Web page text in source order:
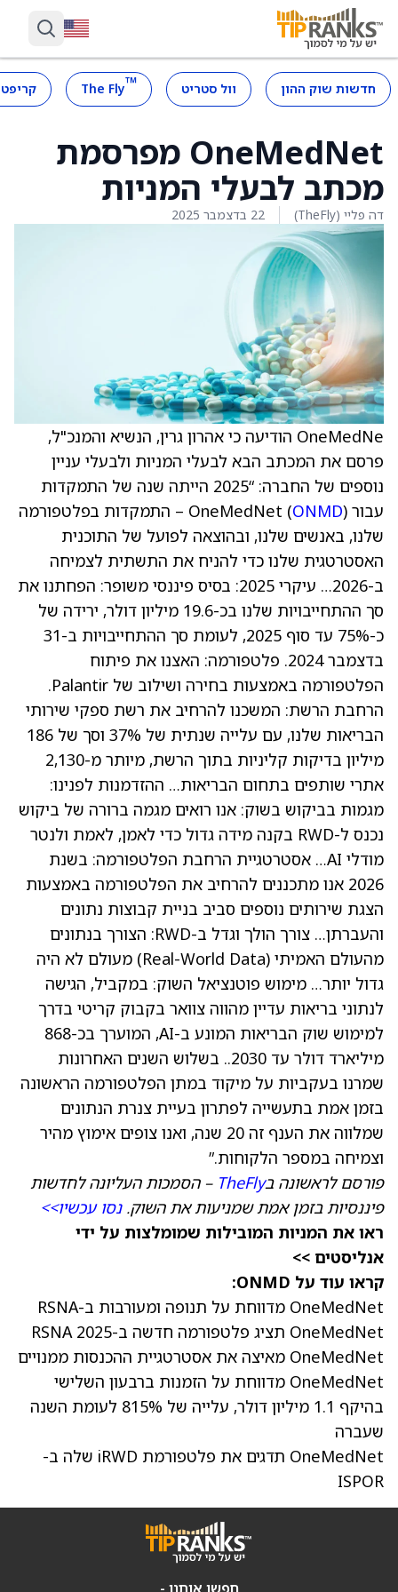
חדשות שוק ההון וול סטריט ™
The Fly
OneMedNet מפרסמת
מכתב לבעלי המניות
דה פליי (TheFly) 22 בדצמבר 2025
OneMedNe הודיעה כי אהרון גרין, הנשיא והמנכ"ל,
פרסם את המכתב הבא לבעלי המניות ולבעלי עניין
נוספים של החברה: “2025 הייתה שנה של התמקדות
עבור OneMedNet ( ONMD
) – התמקדות בפלטפורמה
שלנו, באנשים שלנו, ובהוצאה לפועל של התוכנית
האסטרטגית שלנו כדי להניח את התשתית לצמיחה
ב-2026… עיקרי 2025: בסיס פיננסי משופר: הפחתנו את
סך ההתחייבויות שלנו בכ-19.6 מיליון דולר, ירידה של
כ-75% עד סוף 2025, לעומת סך ההתחייבויות ב-31
בדצמבר 2024. פלטפורמה: האצנו את פיתוח
הפלטפורמה באמצעות בחירה ושילוב של Palantir.
הרחבת הרשת: המשכנו להרחיב את רשת ספקי שירותי
הבריאות שלנו, עם עלייה שנתית של 37% וסך של 186
מיליון בדיקות קליניות בתוך הרשת, מיותר מ-2,130
אתרי שותפים בתחום הבריאות… ההזדמנות לפנינו:
מגמות בביקוש בשוק: אנו רואים מגמה ברורה של ביקוש
נכנס ל-RWD בקנה מידה גדול כדי לאמן, לאמת ולנטר
מודלי AI… אסטרטגיית הרחבת הפלטפורמה: בשנת
2026 אנו מתכננים להרחיב את הפלטפורמה באמצעות
הצגת שירותים נוספים סביב בניית קבוצות נתונים
והעברתן… צורך הולך וגדל ב-RWD: הצורך בנתונים
מהעולם האמיתי (Real-World Data) מעולם לא היה
גדול יותר… מימוש פוטנציאל השוק: במקביל, הגישה
לנתוני בריאות עדיין מהווה צוואר בקבוק קריטי בדרך
למימוש שוק הבריאות המונע ב-AI, המוערך בכ-868
מיליארד דולר עד 2030.. בשלוש השנים האחרונות
שמרנו בעקביות על מיקוד במתן הפלטפורמה הראשונה
בזמן אמת בתעשייה לפתרון בעיית צנרת הנתונים
שמלווה את הענף זה 20 שנה, ואנו צופים אימוץ מהיר
וצמיחה במספר הלקוחות.”
פורסם לראשונה בTheFly – הסמכות העליונה לחדשות
פיננסיות בזמן אמת שמניעות את השוק.נסו עכשיו>>
ראו את המניות המובילות שמומלצות על ידי
אנליסטים >>
קראו עוד על ONMD:
OneMedNet מדווחת על תנופה ומעורבות ב-RSNA
OneMedNet תציג פלטפורמה חדשה ב-RSNA 2025
OneMedNet מאיצה את אסטרטגיית ההכנסות ממנויים
OneMedNet מדווחת על הזמנות ברבעון השלישי
בהיקף 1.1 מיליון דולר, עלייה של 815% לעומת השנה
שעברה
OneMedNet תדגים את פלטפורמת iRWD שלה ב-
ISPOR